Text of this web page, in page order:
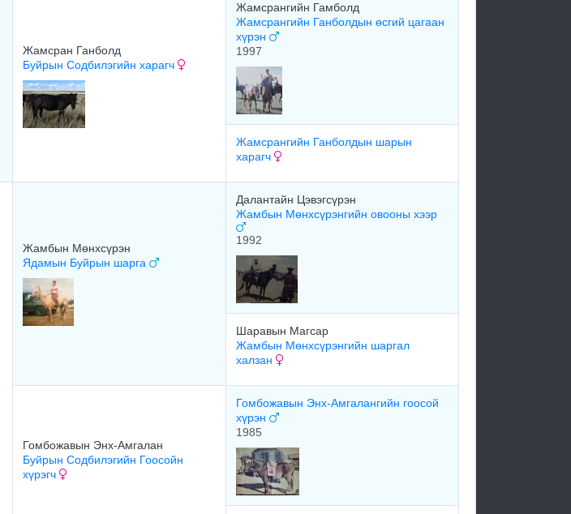
Жамсран Ганболд
Буйрын Содбилэгийн харагч
Жамсрангийн Гамболд
Жамсрангийн Ганболдын өсгий цагаан
хүрэн
1997
Жамсрангийн Ганболдын шарын
харагч
Жамбын Мөнхсүрэн
Ядамын Буйрын шарга
Далантайн Цэвэгсүрэн
Жамбын Мөнхсүрэнгийн овооны хээр
1992
Шаравын Магсар
Жамбын Мөнхсүрэнгийн шаргал
халзан
Гомбожавын Энх-Амгалан
Буйрын Содбилэгийн Гоосойн
хүрэгч
Гомбожавын Энх-Амгалангийн гоосой
хүрэн
1985